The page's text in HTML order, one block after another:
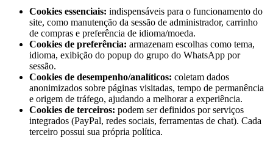
Cookies essenciais: indispensáveis para o funcionamento do
site, como manutenção da sessão de administrador, carrinho
de compras e preferência de idioma/moeda.
Cookies de preferência: armazenam escolhas como tema,
idioma, exibição do popup do grupo do WhatsApp por
sessão.
Cookies de desempenho/analíticos: coletam dados
anonimizados sobre páginas visitadas, tempo de permanência
e origem de tráfego, ajudando a melhorar a experiência.
Cookies de terceiros: podem ser definidos por serviços
integrados (PayPal, redes sociais, ferramentas de chat). Cada
terceiro possui sua própria política.